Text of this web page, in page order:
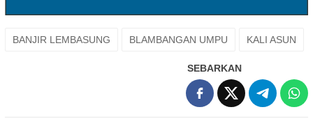
BANJIR LEMBASUNG BLAMBANGAN UMPU KALI ASUN
SEBARKAN